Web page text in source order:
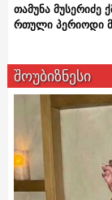
თამუნა მუსერიძე
რთული პერიოდი
შოუბიზნესი